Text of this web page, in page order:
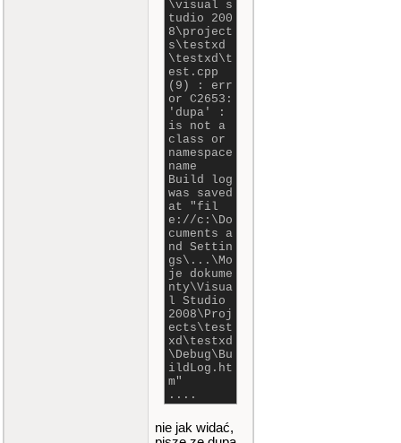
\visual s
tudio 200
8\project
s\testxd
\testxd\t
est.cpp
(9) : err
or C2653:
'dupa' :
is not a
class or
namespace
name
Build log
was saved
at "fil
e://c:\Do
cuments a
nd Settin
gs\...\Mo
je dokume
nty\Visua
l Studio
2008\Proj
ects\test
xd\testxd
\Debug\Bu
ildLog.ht
m"
....
nie jak widać,